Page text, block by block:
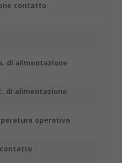
contatto
di alimentazione
di alimentazione
operativa